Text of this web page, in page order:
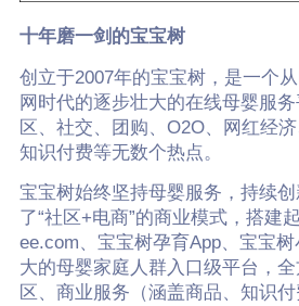
十年磨一剑的宝宝树
创立于2007年的宝宝树，是一个
网时代的逐步壮大的在线母婴服
区、社交、团购、O2O、网红经济
知识付费等无数个热点。
宝宝树始终坚持母婴服务，持续
了“社区+电商”的商业模式，搭建
ee.com、宝宝树孕育App、宝宝
大的母婴家庭人群入口级平台，
区、商业服务（涵盖商品、知识